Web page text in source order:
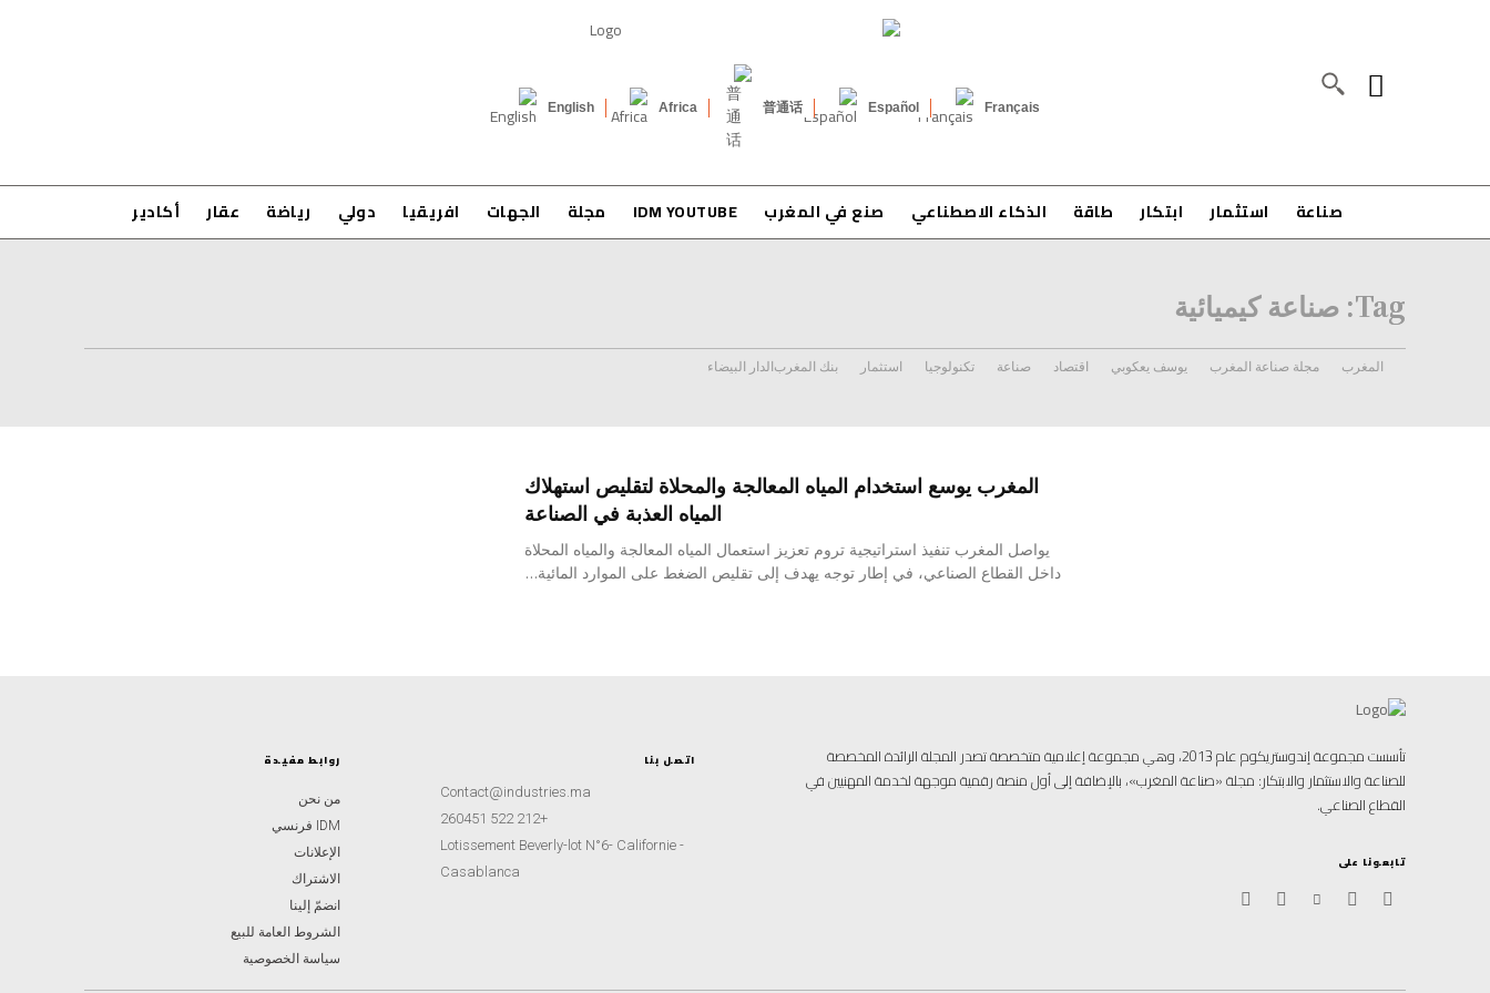
Français
Español
普通话
Africa
English
صناعة استثمار ابتكار طاقة الذكاء الاصطناعي صنع في المغرب IDM YOUTUBE مجلة الجهات افريقيا دولي رياضة عقار أكادير
Tag: صناعة كيميائية
المغرب مجلة صناعة المغرب يوسف يعكوبي اقتصاد صناعة تكنولوجيا استثمار بنك المغربالدار البيضاء
المغرب يوسع استخدام المياه المعالجة والمحلاة لتقليص استهلاك
المياه العذبة في الصناعة
يواصل المغرب تنفيذ استراتيجية تروم تعزيز استعمال المياه المعالجة والمياه المحلاة
داخل القطاع الصناعي، في إطار توجه يهدف إلى تقليص الضغط على الموارد المائية...
روابط مفيدة
من نحن
IDM فرنسي
الإعلانات
الاشتراك
انضمّ إلينا
الشروط العامة للبيع
سياسة الخصوصية
اتصل بنا
Contact@industries.ma
+212 522 260451
Lotissement Beverly-lot N°6- Californie -
Casablanca
تأسست مجموعة إندوستريكوم عام 2013، وهي مجموعة إعلامية متخصصة تصدر المجلة الرائدة المخصصة
للصناعة والاستثمار والابتكار: مجلة «صناعة المغرب»، بالإضافة إلى أول منصة رقمية موجهة لخدمة المهنيين في
القطاع الصناعي.
تابعونا على